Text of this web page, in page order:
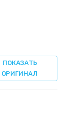
ПОКАЗАТЬ
ОРИГИНАЛ